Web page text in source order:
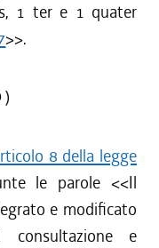
1 ter e 1 quater
>>.
)
8 della legge
le parole <<Il
e modificato
e